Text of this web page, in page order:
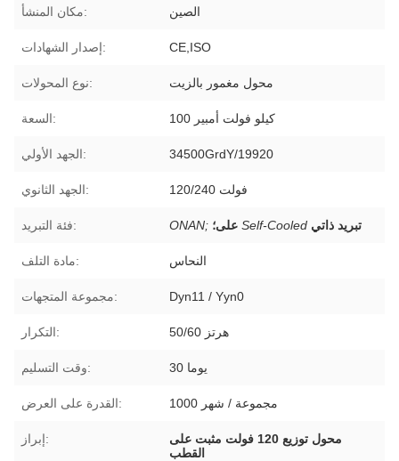
مكان المنشأ: الصين
إصدار الشهادات: CE,ISO
نوع المحولات: محول مغمور بالزيت
السعة: 100 كيلو فولت أمبير
الجهد الأولي: 34500GrdY/19920
الجهد الثانوي: 120/240 فولت
فئة التبريد: ONAN; على؛ Self-Cooled تبريد ذاتي
مادة التلف: النحاس
مجموعة المتجهات: Dyn11 / Yyn0
التكرار: 50/60 هرتز
وقت التسليم: 30 يوما
القدرة على العرض: 1000 مجموعة / شهر
إبراز:
محول توزيع 120 فولت مثبت على
القطب